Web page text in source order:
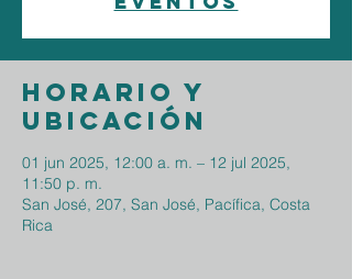
Horario y
ubicación
01 jun 2025, 12:00 a. m. – 12 jul 2025,
11:50 p. m.
San José, 207, San José, Pacífica, Costa
Rica